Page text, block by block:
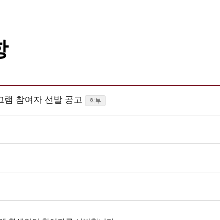
램 참여자 선발 공고 학부